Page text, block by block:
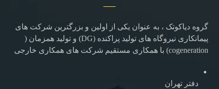
گروه دیاکوتک ، به عنوان یکی از اولین و بزرگترین شرکت های
پیمانکاری نیروگاه های تولید پراکنده (DG) و تولید همزمان (
cogeneration) با همکاری مستقیم شرکت های همکاری خارجی
دفتر تهران